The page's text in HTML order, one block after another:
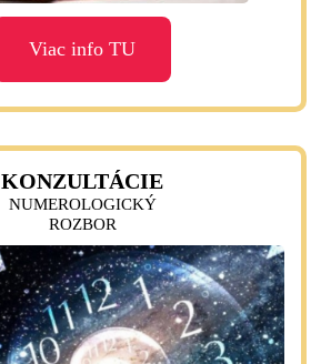
Viac info TU
KONZULTÁCIE
NUMEROLOGICKÝ
ROZBOR